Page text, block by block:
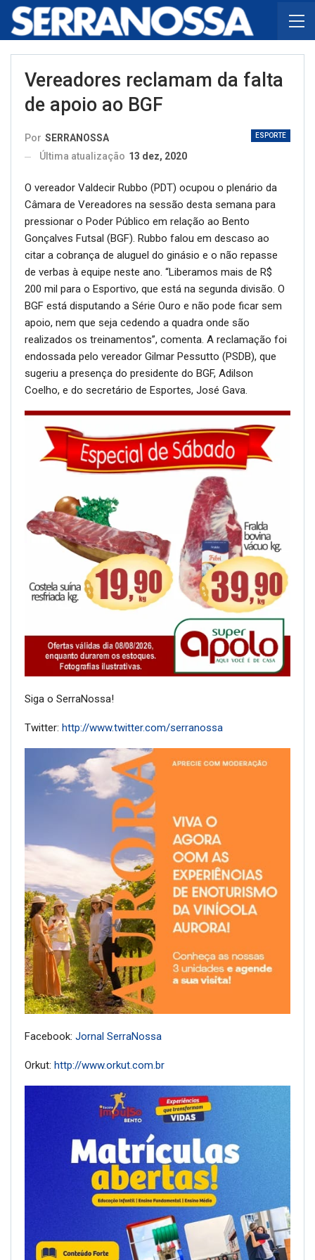
Vereadores reclamam da falta
de apoio ao BGF
ESPORTE
Por SERRANOSSA
Última atualização 13 dez, 2020
O vereador Valdecir Rubbo (PDT) ocupou o plenário da
Câmara de Vereadores na sessão desta semana para
pressionar o Poder Público em relação ao Bento
Gonçalves Futsal (BGF). Rubbo falou em descaso ao
citar a cobrança de aluguel do ginásio e o não repasse
de verbas à equipe neste ano. “Liberamos mais de R$
200 mil para o Esportivo, que está na segunda divisão. O
BGF está disputando a Série Ouro e não pode ficar sem
apoio, nem que seja cedendo a quadra onde são
realizados os treinamentos”, comenta. A reclamação foi
endossada pelo vereador Gilmar Pessutto (PSDB), que
sugeriu a presença do presidente do BGF, Adilson
Coelho, e do secretário de Esportes, José Gava.
Siga o SerraNossa!
Twitter: http://www.twitter.com/serranossa
Facebook: Jornal SerraNossa
Orkut: http://www.orkut.com.br